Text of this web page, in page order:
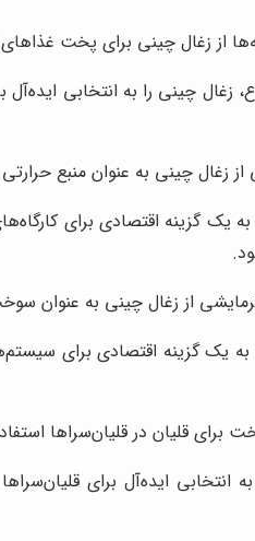
از زغال چینی برای پخت
زغال چینی را به انتخابی
از زغال چینی به عنوان منبع
یک گزینه اقتصادی برای
از زغال چینی به عنوان
یک گزینه اقتصادی برای
برای قلیان در قلیان‌سراها
انتخابی ایده‌آل برای